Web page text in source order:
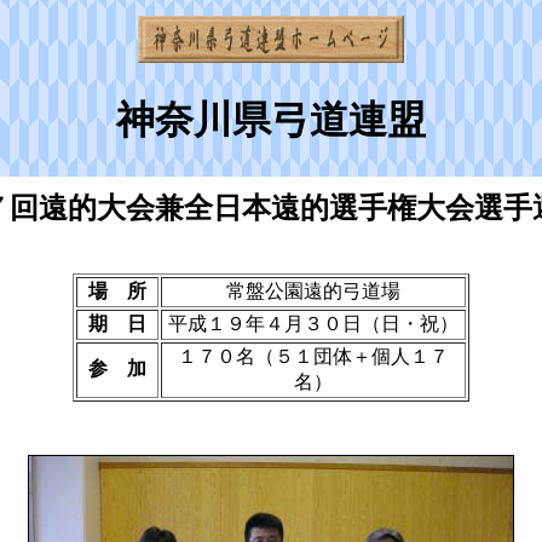
神奈川県弓道連盟
回遠的大会兼全日本遠的選手権大会選手
場 所
常盤公園遠的弓道場
期 日
平成１９年４月３０日（日・祝）
参 加
１７０名（５１団体＋個人１７
名）